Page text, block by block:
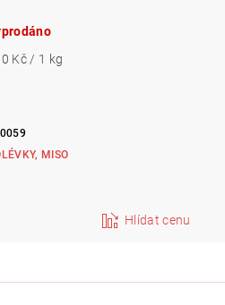
Kč / 1 kg
MISO
Hlídat cenu